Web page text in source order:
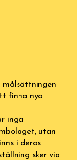
målsättningen
finna nya
inga
utan
i deras
sker via